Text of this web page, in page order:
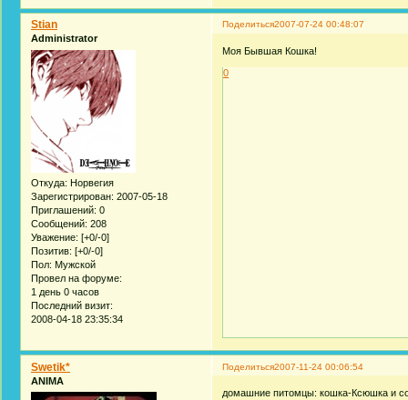
Поделиться2007-07-24 00:48:07
Stian
Administrator
Откуда: Норвегия
Зарегистрирован: 2007-05-18
Приглашений: 0
Сообщений: 208
Уважение: [+0/-0]
Позитив: [+0/-0]
Пол: Мужской
Провел на форуме:
1 день 0 часов
Последний визит:
2008-04-18 23:35:34
Моя Бывшая Кошка!
0
Поделиться2007-11-24 00:06:54
Swetik*
ANIMA
домашние питомцы: кошка-Ксюшка и